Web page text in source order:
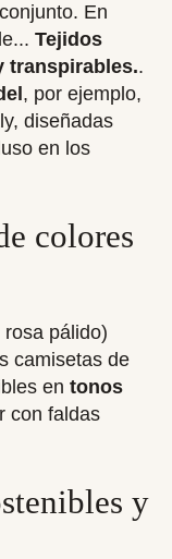
En
Tejidos
transpirables..
, por ejemplo,
diseñadas
en los
colores
pálido)
camisetas de
en tonos
con faldas
y